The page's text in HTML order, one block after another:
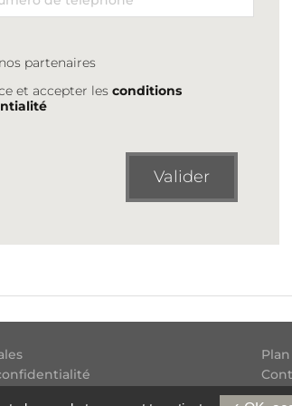
partenaires
et accepter lesconditions
Valider
Flux